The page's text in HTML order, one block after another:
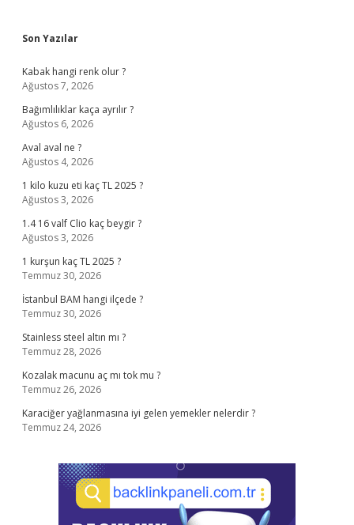
Sidebar
Son Yazılar
Kabak hangi renk olur ?
Ağustos 7, 2026
Bağımlılıklar kaça ayrılır ?
Ağustos 6, 2026
Aval aval ne ?
Ağustos 4, 2026
1 kilo kuzu eti kaç TL 2025 ?
Ağustos 3, 2026
1.4 16 valf Clio kaç beygir ?
Ağustos 3, 2026
1 kurşun kaç TL 2025 ?
Temmuz 30, 2026
İstanbul BAM hangi ilçede ?
Temmuz 30, 2026
Stainless steel altın mı ?
Temmuz 28, 2026
Kozalak macunu aç mı tok mu ?
Temmuz 26, 2026
Karaciğer yağlanmasına iyi gelen yemekler nelerdir ?
Temmuz 24, 2026